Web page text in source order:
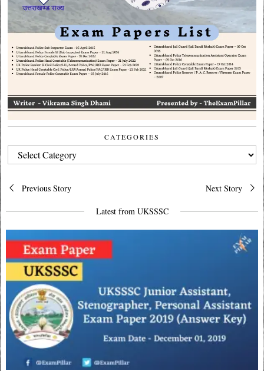
CATEGORIES
CATEGORIES
Post
navigation
Previous Story Next Story
Latest from UKSSSC